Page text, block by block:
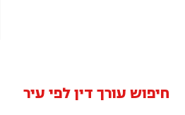
חיפוש עורך דין לפי עיר